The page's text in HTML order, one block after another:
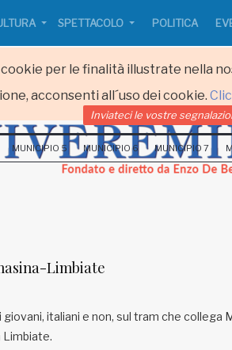
per le finalità illustrate nella
acconsenti all´uso dei cookie.
SPETTACOLO POLITICA
Inviateci le vostre
MUNICIPIO 5 MUNICIPIO 6 MUNICIPIO 7
Limbiate
italiani e non, sul tram che collega
Limbiate.